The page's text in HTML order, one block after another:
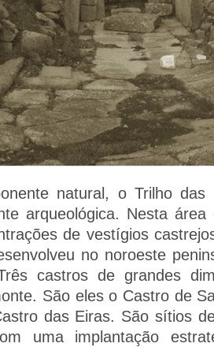
natural, o Trilho
arqueológica. Nesta
de vestígios
no noroeste
castros de grandes
São eles o Castro de
das Eiras. São sítios
uma implantação